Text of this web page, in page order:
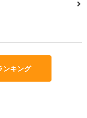
ンキング